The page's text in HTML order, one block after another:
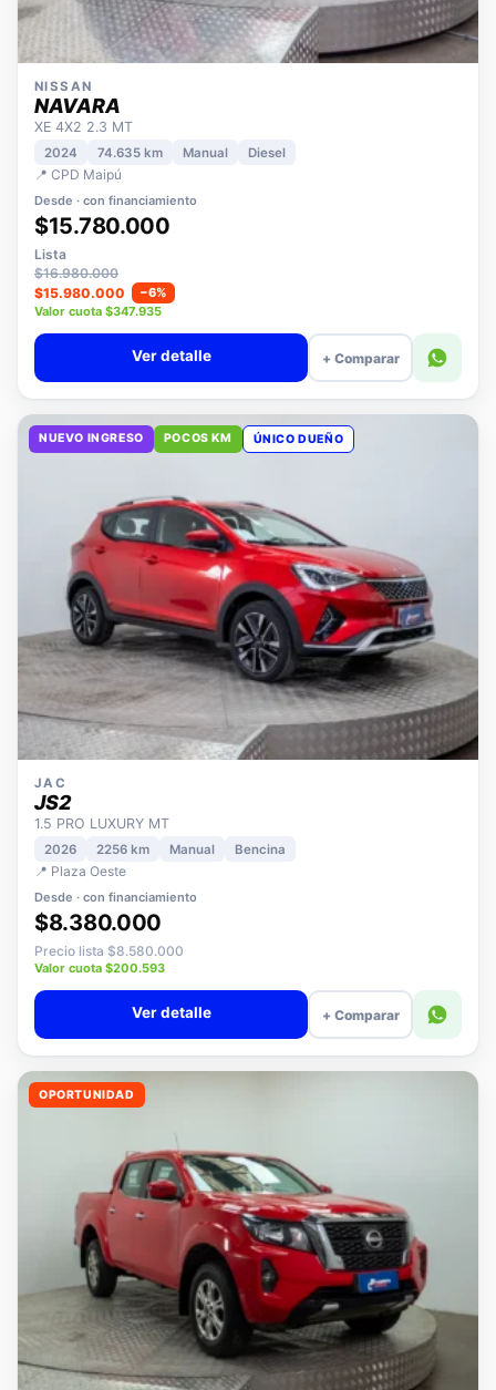
NISSAN
NAVARA
XE 4X2 2.3 MT
2024 74.635 km
📍 CPD Maipú
Desde · con financiamiento
$15.780.000
Lista
$16.980.000
$15.980.000
−6%
Valor cuota $347.935
+ Comparar
NUEVO INGRESO POCOS KM
JAC
JS2
1.5 PRO LUXURY MT
2026 2256 km
📍 Plaza Oeste
Desde · con financiamiento
$8.380.000
Precio lista $8.580.000
Valor cuota $200.593
+ Comparar